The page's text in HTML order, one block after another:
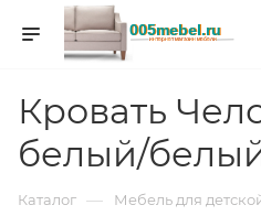
Кровать
белый/
Каталог — Мебель для